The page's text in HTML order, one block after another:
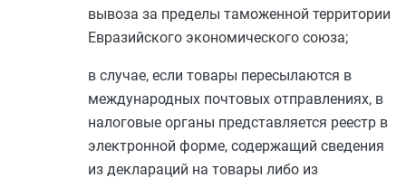
вывоза за пределы таможенной территории
Евразийского экономического союза;
в случае, если товары пересылаются в
международных почтовых отправлениях, в
налоговые органы представляется реестр в
электронной форме, содержащий сведения
из деклараций на товары либо из